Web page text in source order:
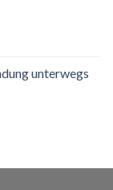
unterwegs